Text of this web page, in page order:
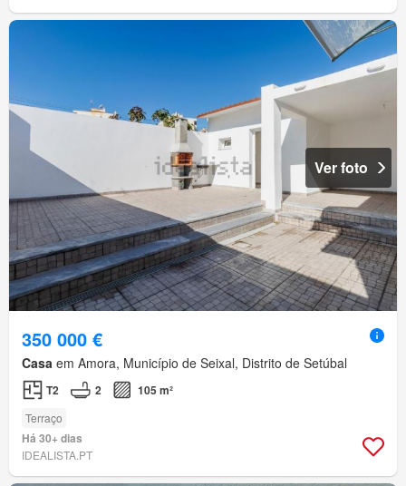
Ver foto
350 000 €
Casa em Amora, Município de Seixal, Distrito de Setúbal
T2 2 105 m²
Terraço
Há 30+ dias
IDEALISTA.PT